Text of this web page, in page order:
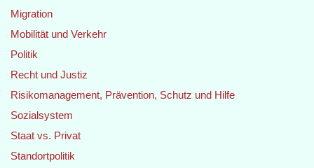
Migration
Mobilität und Verkehr
Politik
Recht und Justiz
Risikomanagement, Prävention, Schutz und Hilfe
Sozialsystem
Staat vs. Privat
Standortpolitik